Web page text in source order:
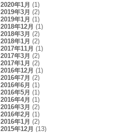
2020年1月 (1)
2019年3月 (2)
2019年1月 (1)
2018年12月 (1)
2018年3月 (2)
2018年1月 (2)
2017年11月 (1)
2017年3月 (2)
2017年1月 (2)
2016年12月 (1)
2016年7月 (2)
2016年6月 (1)
2016年5月 (1)
2016年4月 (1)
2016年3月 (2)
2016年2月 (1)
2016年1月 (2)
2015年12月 (13)